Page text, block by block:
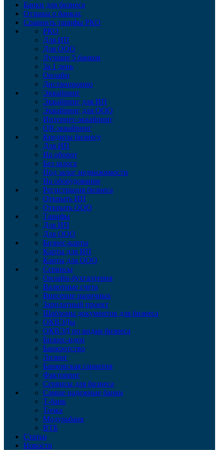
Банки для бизнеса
Отзывы о банках
Сравнить тарифы РКО
РКО
Для ИП
Для ООО
Лучшие 5 банков
За 1 день
Онлайн
Дистанционно
Эквайринг
Эквайринг для ИП
Эквайринг для ООО
Интернет-эквайринг
QR-эквайринг
Кредиты бизнесу
Для ИП
На оборот
Без залога
Под залог недвижимости
На оборудование
Регистрация бизнеса
Открыть ИП
Открыть ООО
Тарифы
Для ИП
Для ООО
Бизнес-карты
Карты для ИП
Карты для ООО
Сервисы
Онлайн-бухгалтерия
Валютные счета
Внесение наличных
Зарплатный проект
Шаблоны документов для бизнеса
ОКВЭДы
ОКВЭД по видам бизнеса
Бизнес-идеи
Банкротство
Лизинг
Банковская гарантия
Факторинг
Сервисы для бизнеса
Самые надежные банки
Т-банк
Точка
Модульбанк
ВТБ
Статьи
Новости